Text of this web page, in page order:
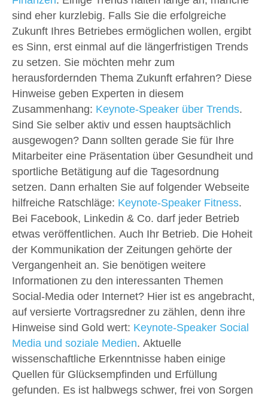
sind eher kurzlebig. Falls Sie die erfolgreiche
Zukunft Ihres Betriebes ermöglichen wollen, ergibt
es Sinn, erst einmal auf die längerfristigen Trends
zu setzen. Sie möchten mehr zum
herausfordernden Thema Zukunft erfahren? Diese
Hinweise geben Experten in diesem
Zusammenhang: Keynote-Speaker über Trends.
Sind Sie selber aktiv und essen hauptsächlich
ausgewogen? Dann sollten gerade Sie für Ihre
Mitarbeiter eine Präsentation über Gesundheit und
sportliche Betätigung auf die Tagesordnung
setzen. Dann erhalten Sie auf folgender Webseite
hilfreiche Ratschläge: Keynote-Speaker Fitness.
Bei Facebook, Linkedin & Co. darf jeder Betrieb
etwas veröffentlichen. Auch Ihr Betrieb. Die Hoheit
der Kommunikation der Zeitungen gehörte der
Vergangenheit an. Sie benötigen weitere
Informationen zu den interessanten Themen
Social-Media oder Internet? Hier ist es angebracht,
auf versierte Vortragsredner zu zählen, denn ihre
Hinweise sind Gold wert: Keynote-Speaker Social
Media und soziale Medien. Aktuelle
wissenschaftliche Erkenntnisse haben einige
Quellen für Glücksempfinden und Erfüllung
gefunden. Es ist halbwegs schwer, frei von Sorgen